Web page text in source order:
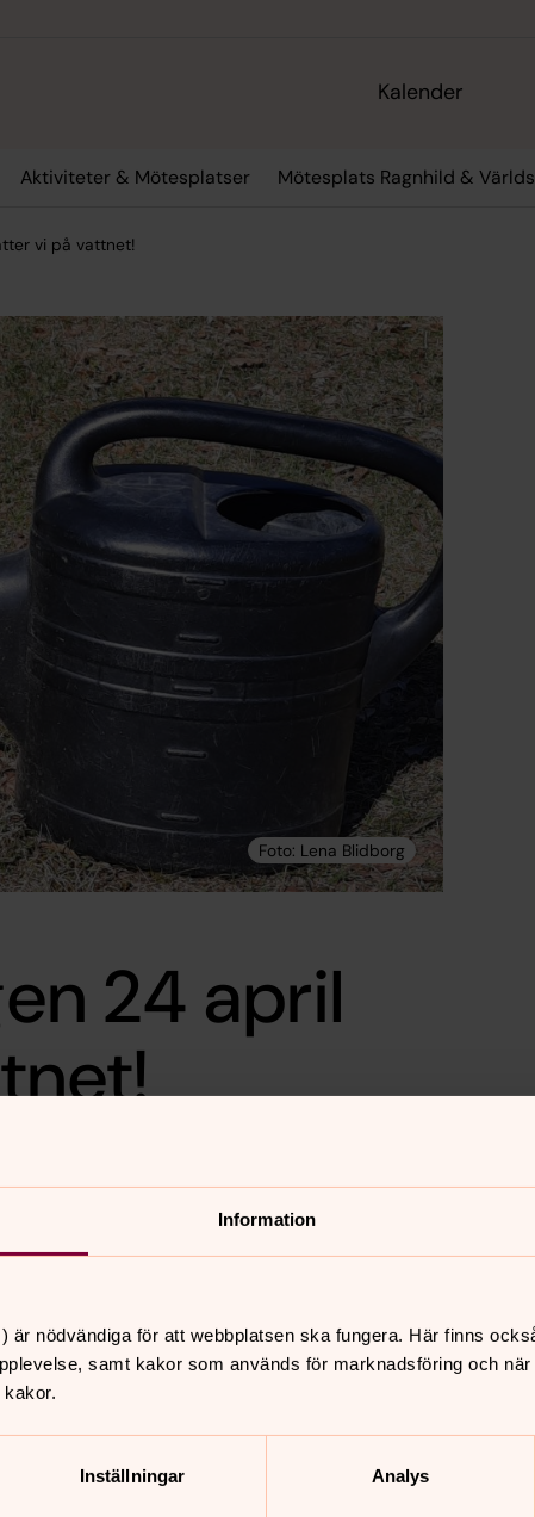
Information
är nödvändiga för att webbplatsen ska fungera. Här finns
samt kakor som används för marknadsföring och
Inställningar Analys
Kalender
Aktiviteter & Mötesplatser Mötesplats Ragnhild &
vi på vattnet!
24 april
vi sätta på vattnet i